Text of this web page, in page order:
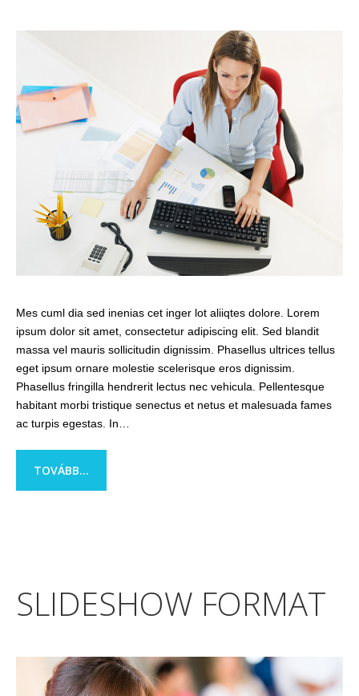
Mes cuml dia sed inenias cet inger lot aliiqtes dolore. Lorem
ipsum dolor sit amet, consectetur adipiscing elit. Sed blandit
massa vel mauris sollicitudin dignissim. Phasellus ultrices tellus
eget ipsum ornare molestie scelerisque eros dignissim.
Phasellus fringilla hendrerit lectus nec vehicula. Pellentesque
habitant morbi tristique senectus et netus et malesuada fames
ac turpis egestas. In…
TOVÁBB...
SLIDESHOW FORMAT